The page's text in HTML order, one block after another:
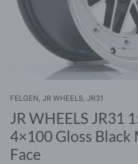
FELGEN, JR WHEELS, JR31
JR WHEELS JR31
4×100 Gloss Black
Face
Face
Menge